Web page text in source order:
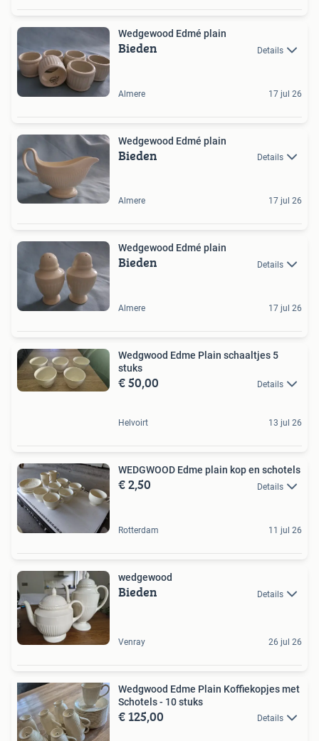
Wedgewood Edmé plain
Bieden Details
Almere 17 jul 26
Wedgewood Edmé plain
Bieden Details
Almere 17 jul 26
Wedgewood Edmé plain
Bieden Details
Almere 17 jul 26
Wedgwood Edme Plain schaaltjes 5
stuks
€ 50,00 Details
Helvoirt 13 jul 26
WEDGWOOD Edme plain kop en schotels
€ 2,50 Details
Rotterdam 11 jul 26
wedgewood
Bieden Details
Venray 26 jul 26
Wedgwood Edme Plain Koffiekopjes met
Schotels - 10 stuks
€ 125,00 Details